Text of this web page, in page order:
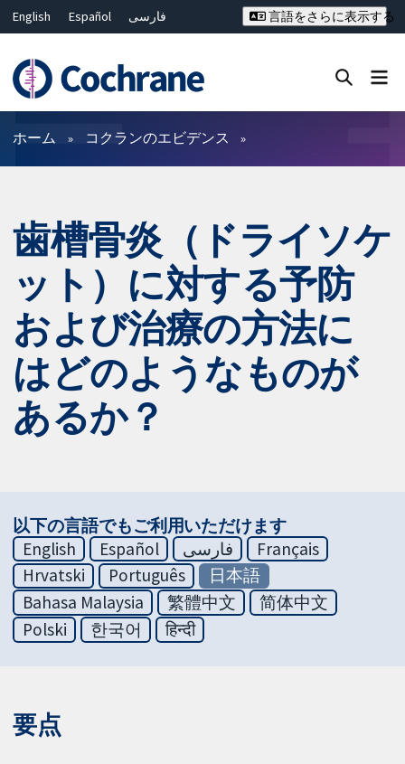
English Español
فارسی
Deutsch
Bahasa Malaysia
ไทย
繁體中文
简体中文
言語をさらに表示する
フィルター
ホーム コクランのエビデンス
歯槽骨炎（ドライソケ
ット）に対する予防
および治療の方法に
はどのようなものが
あるか？
以下の言語でもご利用いただけます
English
Español فارسی
Français
Hrvatski
Português
日本語
Bahasa Malaysia
繁體中文
简体中文
Polski
한국어 हिन्दी
要点